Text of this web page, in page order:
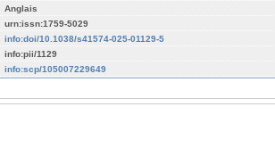
Anglais
urn:issn:1759-5029
info:doi/10.1038/s41574-025-01129-5
info:pii/1129
info:scp/105007229649